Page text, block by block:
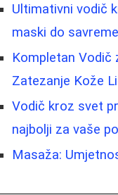
Ultimativni vodič
maski do
Kompletan Vodič
Zatezanje Kože
Vodič kroz svet
najbolji za vaše
Masaža: